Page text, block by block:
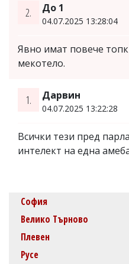
2. До 1
04.07.2025 13:28:04
Явно имат повече
мекотело.
1. Дарвин
04.07.2025 13:22:28
Всички тези пред
интелект на една
София
Велико Търново
Плевен
Русе